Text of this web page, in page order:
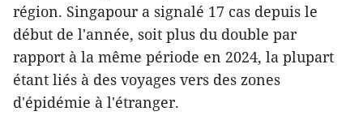
région. Singapour a signalé 17 cas depuis le
début de l'année, soit plus du double par
rapport à la même période en 2024, la plupart
étant liés à des voyages vers des zones
d'épidémie à l'étranger.